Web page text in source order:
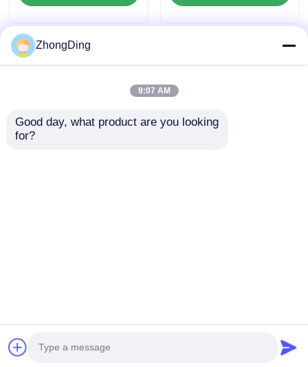
quốc.Copyright © 2026 Wuxi Zhongding Electrician
ZhongDing
9:07 AM
Good day, what product are you looking
for?